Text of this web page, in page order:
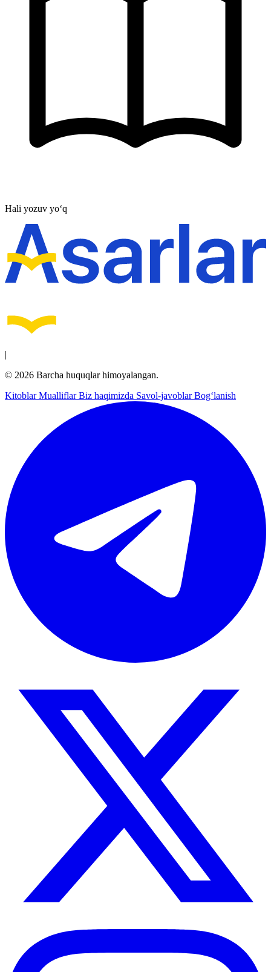
Hali yozuv yo‘q
|
© 2026 Barcha huquqlar himoyalangan.
KitoblarMualliflarBiz haqimizda Savol-javoblarBog‘lanish